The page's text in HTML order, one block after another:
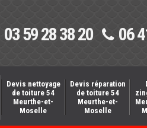
03 59 28 38 20 06
Devis nettoyage
de toiture 54
Meurthe-et-
Moselle
Devis réparation
de toiture 54
Meurthe-et-
Moselle